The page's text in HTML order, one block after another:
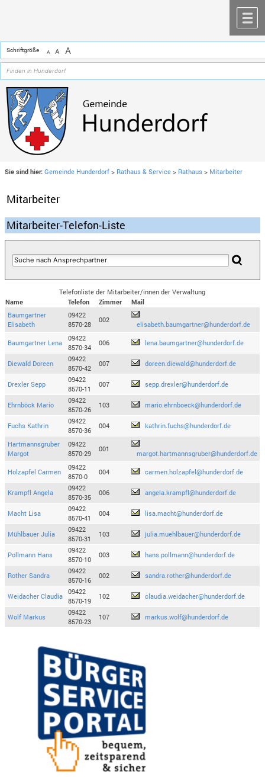
Schriftgröße A A A
Sie sind hier: Gemeinde Hunderdorf > Rathaus & Service > Rathaus > Mitarbeiter
Mitarbeiter
Mitarbeiter-Telefon-Liste
Telefonliste der Mitarbeiter/innen der Verwaltung
Name
Telefon Zimmer
Mail
Baumgartner
Elisabeth
09422
8570-28
002
elisabeth.baumgartner@hunderdorf.de
Baumgartner Lena
09422
8570-34
006 lena.baumgartner@hunderdorf.de
Diewald Doreen
09422
8570-42
007 doreen.diewald@hunderdorf.de
Drexler Sepp
09422
8570-11
007 sepp.drexler@hunderdorf.de
Ehrnböck Mario
09422
8570-26
103 mario.ehrnboeck@hunderdorf.de
Fuchs Kathrin
09422
8570-36
004 kathrin.fuchs@hunderdorf.de
Hartmannsgruber
Margot
09422
8570-29
001
margot.hartmannsgruber@hunderdorf.de
Holzapfel Carmen
09422
8570-0
004 carmen.holzapfel@hunderdorf.de
Krampfl Angela
09422
8570-35
006 angela.krampfl@hunderdorf.de
Macht Lisa
09422
8570-41
004 lisa.macht@hunderdorf.de
Mühlbauer Julia
09422
8570-31
103 julia.muehlbauer@hunderdorf.de
Pollmann Hans
09422
8570-10
003 hans.pollmann@hunderdorf.de
Rother Sandra
09422
8570-16
002 sandra.rother@hunderdorf.de
Weidacher Claudia
09422
8570-19
102 claudia.weidacher@hunderdorf.de
Wolf Markus
09422
8570-23
107 markus.wolf@hunderdorf.de